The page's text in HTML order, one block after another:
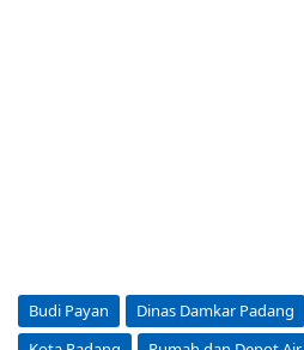
Budi Payan Dinas Damkar Padang